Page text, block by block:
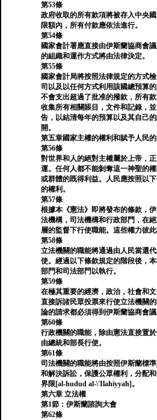
第53條
政府收取的所有款項將被存入中央
限額內，所有付款應依法進行。
第54條
國家會計署應直接由伊斯蘭協商會
的組織和運作方式將由法律決定。
第55條
國家會計局將按照法律規定的方式
司以及以任何方式利用該國總預算
不會支出超過了批准的撥款，所有
收集所有相關賬目，文件和記錄，
告，以結清每年的預算以及其自己
開。
第五章國家主權的權利和賦予人民
第56條
對世界和人的絕對主權屬於上帝，
運。任何人都不能剝奪這一神聖的
或群體的既得利益。人民應按照以
的權利。
第57條
根據本《憲法》即將發布的條款，
法機構，司法機構和行政部門，在
層的監督下行使職能。這些權力彼此
第58條
立法機關的職能將通過由人民當選
使。經過以下條款規定的階段後，
部門和司法部門以執行。
第59條
在極其重要的經濟，政治，社會和
直接訴諸民眾投票來行使立法機關
論的請求都必須得到伊斯蘭協商會議
第60條
行政機關的職能，除由憲法直接置
由總統和部長行使。
第61條
司法機關的職能將由按照伊斯蘭標
和解決訴訟，保護公眾權利，分配
界限[al-hudud al-\'Ilahiyyah]。
第六章 立法權
第1節：伊斯蘭諮詢大會
第62條